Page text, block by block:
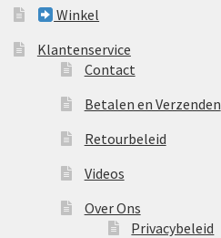
Winkel
Klantenservice
Contact
Betalen en Verzenden
Retourbeleid
Videos
Over Ons
Privacybeleid